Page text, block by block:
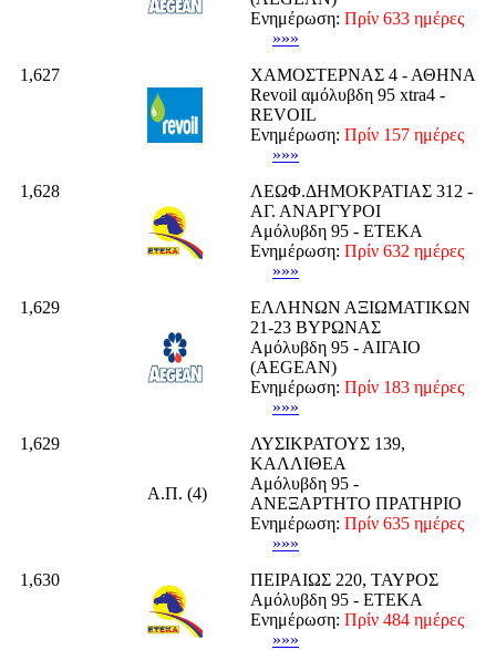
Ενημέρωση: Πρίν 633 ημέρες
»»»
1,627
ΧΑΜΟΣΤΕΡΝΑΣ 4 - ΑΘΗΝΑ
Revoil αμόλυβδη 95 xtra4 -
REVOIL
Ενημέρωση: Πρίν 157 ημέρες
»»»
1,628
ΛΕΩΦ.ΔΗΜΟΚΡΑΤΙΑΣ 312 -
ΑΓ. ΑΝΑΡΓΥΡΟΙ
Αμόλυβδη 95 - ΕΤΕΚΑ
Ενημέρωση: Πρίν 632 ημέρες
»»»
1,629
ΕΛΛΗΝΩΝ ΑΞΙΩΜΑΤΙΚΩΝ
21-23 ΒΥΡΩΝΑΣ
Αμόλυβδη 95 - ΑΙΓΑΙΟ
(AEGEAN)
Ενημέρωση: Πρίν 183 ημέρες
»»»
1,629
Α.Π. (4)
ΛΥΣΙΚΡΑΤΟΥΣ 139,
ΚΑΛΛΙΘΕΑ
Αμόλυβδη 95 -
ΑΝΕΞΑΡΤΗΤΟ ΠΡΑΤΗΡΙΟ
Ενημέρωση: Πρίν 635 ημέρες
»»»
1,630
ΠΕΙΡΑΙΩΣ 220, ΤΑΥΡΟΣ
Αμόλυβδη 95 - ΕΤΕΚΑ
Ενημέρωση: Πρίν 484 ημέρες
»»»